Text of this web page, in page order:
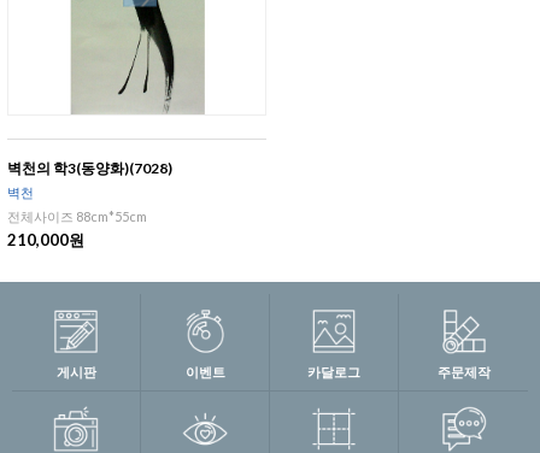
벽천의 학3(동양화)(7028)
벽천
전체사이즈 88cm*55cm
210,000원
게시판 이벤트 카달로그 주문제작